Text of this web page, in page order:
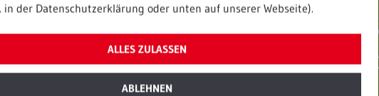
in der Datenschutzerklärung oder unten auf unserer Webseite).
ALLES ZULASSEN
ABLEHNEN